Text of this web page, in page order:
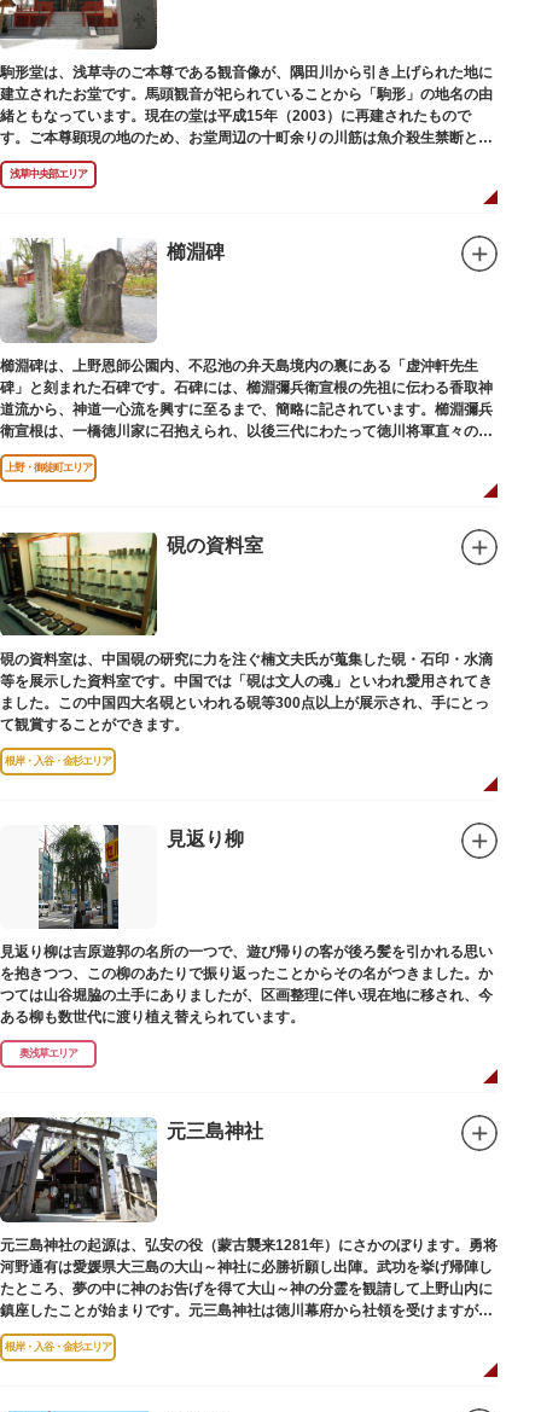
駒形堂は、浅草寺のご本尊である観音像が、隅田川から引き上げられた地に
建立されたお堂です。馬頭観音が祀られていることから「駒形」の地名の由
緒ともなっています。現在の堂は平成15年（2003）に再建されたもので
す。ご本尊顕現の地のため、お堂周辺の十町余りの川筋は魚介殺生禁断とな
り、戒殺碑が建立されました。
浅草中央部エリア
櫛淵碑
櫛淵碑は、上野恩師公園内、不忍池の弁天島境内の裏にある「虚沖軒先生
碑」と刻まれた石碑です。石碑には、櫛淵彌兵衛宣根の先祖に伝わる香取神
道流から、神道一心流を興すに至るまで、簡略に記されています。櫛淵彌兵
衛宣根は、一橋徳川家に召抱えられ、以後三代にわたって徳川将軍直々の護
衛役として仕えました。
上野・御徒町エリア
硯の資料室
硯の資料室は、中国硯の研究に力を注ぐ楠文夫氏が蒐集した硯・石印・水滴
等を展示した資料室です。中国では「硯は文人の魂」といわれ愛用されてき
ました。この中国四大名硯といわれる硯等300点以上が展示され、手にとっ
て観賞することができます。
根岸・入谷・金杉エリア
見返り柳
見返り柳は吉原遊郭の名所の一つで、遊び帰りの客が後ろ髪を引かれる思い
を抱きつつ、この柳のあたりで振り返ったことからその名がつきました。か
つては山谷堀脇の土手にありましたが、区画整理に伴い現在地に移され、今
ある柳も数世代に渡り植え替えられています。
奥浅草エリア
元三島神社
元三島神社の起源は、弘安の役（蒙古襲来1281年）にさかのぼります。勇将
河野通有は愛媛県大三島の大山～神社に必勝祈願し出陣。武功を挙げ帰陣し
たところ、夢の中に神のお告げを得て大山～神の分霊を観請して上野山内に
鎮座したことが始まりです。元三島神社は徳川幕府から社領を受けますが、
御用地となったために上野から浅草へ移転し、現在の地に至ります。
根岸・入谷・金杉エリア